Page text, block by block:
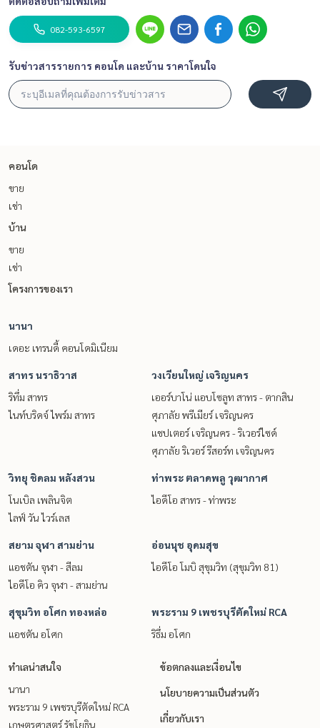
082-593-6597
รับข่าวสารรายการ คอนโด และบ้าน ราคาโดนใจ
คอนโด
ขาย
เช่า
บ้าน
ขาย
เช่า
โครงการของเรา
นานา
เดอะ เทรนดี้ คอนโดมิเนียม
สาทร นราธิวาส
ริทึ่ม สาทร
ไนท์บริดจ์ ไพร์ม สาทร
วงเวียนใหญ่ เจริญนคร
เออร์บาโน่ แอบโซลูท สาทร - ตากสิน
ศุภาลัย พรีเมียร์ เจริญนคร
แชปเตอร์ เจริญนคร - ริเวอร์ไซด์
ศุภาลัย ริเวอร์ รีสอร์ท เจริญนคร
วิทยุ ชิดลม หลังสวน
โนเบิล เพลินจิต
ไลฟ์ วัน ไวร์เลส
ท่าพระ ตลาดพลู วุฒากาศ
ไอดีโอ สาทร - ท่าพระ
สยาม จุฬา สามย่าน
แอชตัน จุฬา - สีลม
ไอดีโอ คิว จุฬา - สามย่าน
อ่อนนุช อุดมสุข
ไอดีโอ โมบิ สุขุมวิท (สุขุมวิท 81)
สุขุมวิท อโศก ทองหล่อ
แอชตัน อโศก
พระราม 9 เพชรบุรีตัดใหม่ RCA
ริธึ่ม อโศก
ทำเลน่าสนใจ
นานา
พระราม 9 เพชรบุรีตัดใหม่ RCA
เกษตรศาสตร์ รัชโยธิน
ข้อตกลงและเงื่อนไข
นโยบายความเป็นส่วนตัว
เกี่ยวกับเรา